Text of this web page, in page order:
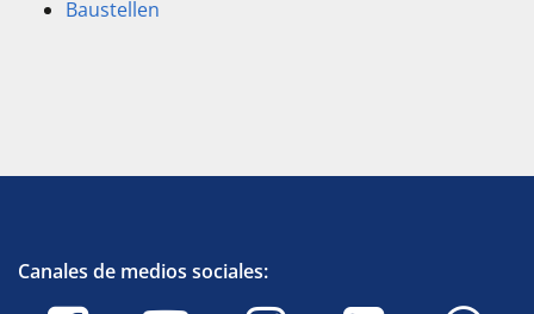
Baustellen
Canales de medios sociales: